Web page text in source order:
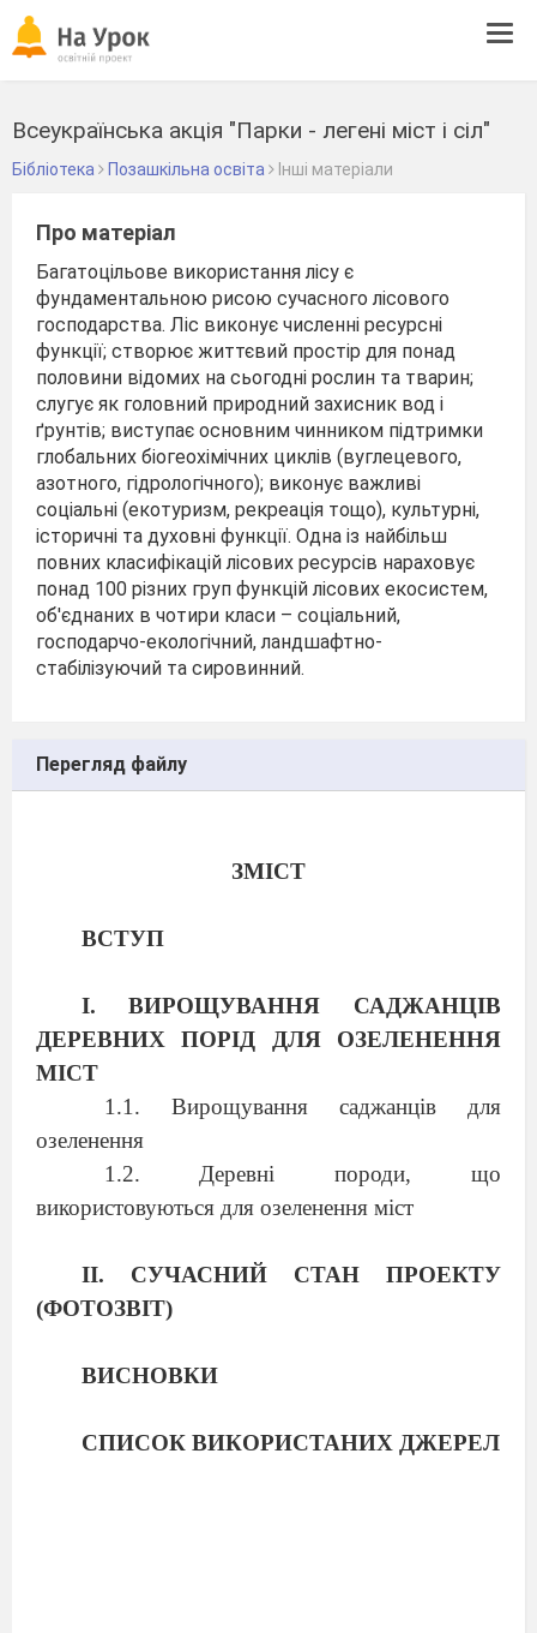
Всеукраїнська акція "Парки - легені міст і сіл"
Бібліотека Позашкільна освіта Інші матеріали
Про матеріал
Багатоцільове використання лісу є
фундаментальною рисою сучасного лісового
господарства. Ліс виконує численні ресурсні
функції; створює життєвий простір для понад
половини відомих на сьогодні рослин та тварин;
слугує як головний природний захисник вод і
ґрунтів; виступає основним чинником підтримки
глобальних біогеохімічних циклів (вуглецевого,
азотного, гідрологічного); виконує важливі
соціальні (екотуризм, рекреація тощо), культурні,
історичні та духовні функції. Одна із найбільш
повних класифікацій лісових ресурсів нараховує
понад 100 різних груп функцій лісових екосистем,
об'єднаних в чотири класи – соціальний,
господарчо-екологічний, ландшафтно-
стабілізуючий та сировинний.
Перегляд файлу
ЗМІСТ
ВСТУП
І. ВИРОЩУВАННЯ САДЖАНЦІВ
ДЕРЕВНИХ ПОРІД ДЛЯ ОЗЕЛЕНЕННЯ
МІСТ
1.1. Вирощування саджанців для
озеленення
1.2. Деревні породи, що
використовуються для озеленення міст
ІІ. СУЧАСНИЙ СТАН ПРОЕКТУ
(ФОТОЗВІТ)
ВИСНОВКИ
СПИСОК ВИКОРИСТАНИХ ДЖЕРЕЛ